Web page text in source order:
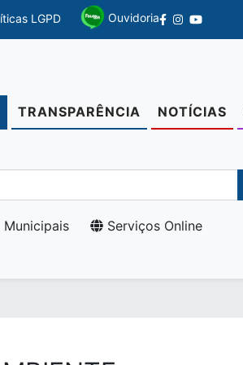
LGPD Ouvidoria
TRANSPARÊNCIA NOTÍCIAS
Municipais
Serviços Online